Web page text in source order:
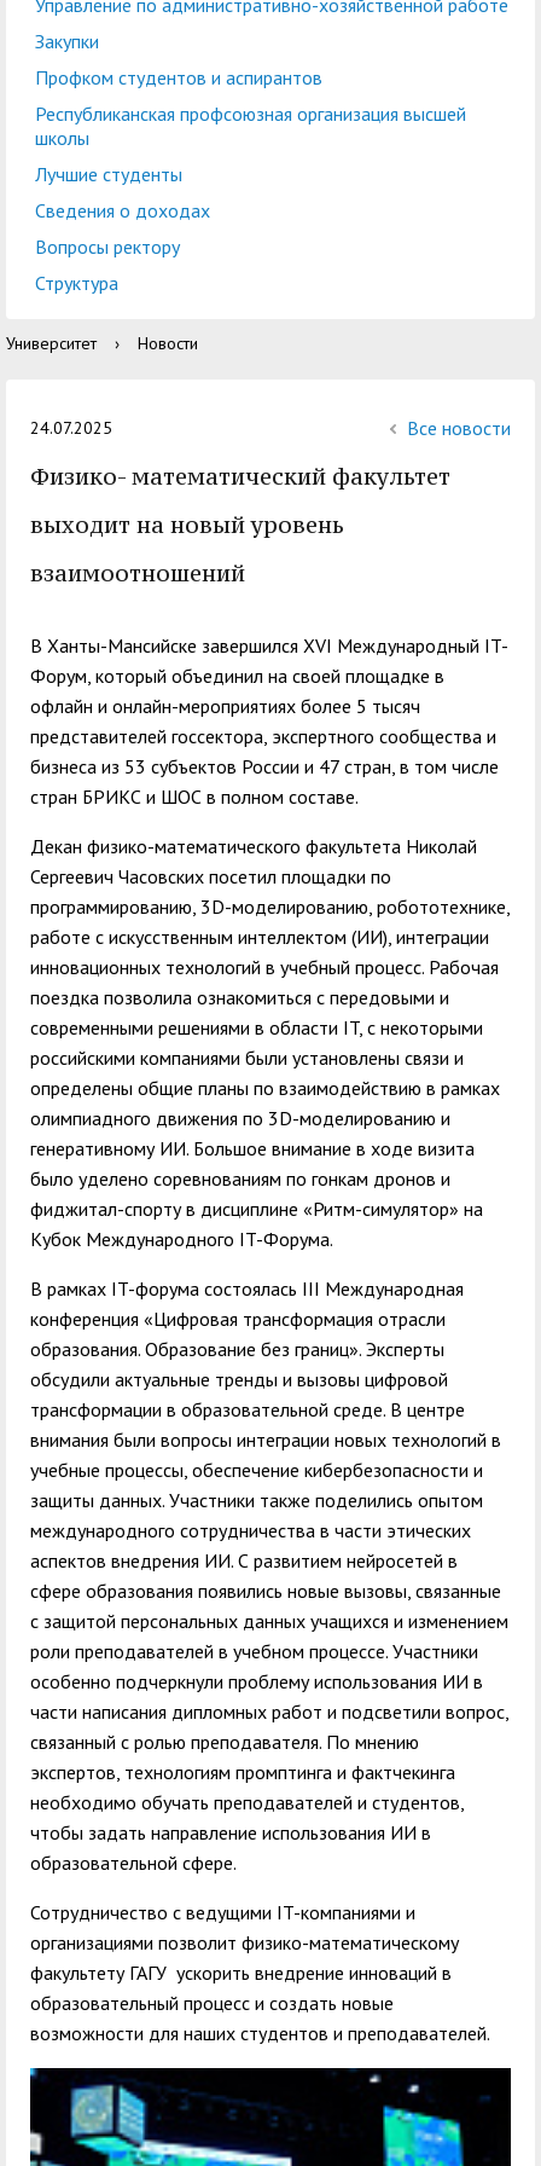
Международная
деятельность
Управление по
административно-
Закупки
Республиканская
организация высшей
Центр тестирования
иностранных граждан
по русскому языку
Центр развития
компетенций
Центр русского языка
обучающихся ГАГУ
Образовательный
Информация о
Управление по административно-хозяйственной работе
Закупки
Профком студентов и аспирантов
Республиканская профсоюзная организация высшей
школы
Лучшие студенты
Сведения о доходах
Вопросы ректору
Структура
Университет › Новости
24.07.2025 Все новости
Физико- математический факультет
выходит на новый уровень
взаимоотношений
В Ханты-Мансийске завершился XVI Международный IT-
Форум, который объединил на своей площадке в
офлайн и онлайн-мероприятиях более 5 тысяч
представителей госсектора, экспертного сообщества и
бизнеса из 53 субъектов России и 47 стран, в том числе
стран БРИКС и ШОС в полном составе.
Декан физико-математического факультета Николай
Сергеевич Часовских посетил площадки по
программированию, 3D-моделированию, робототехнике,
работе с искусственным интеллектом (ИИ), интеграции
инновационных технологий в учебный процесс. Рабочая
поездка позволила ознакомиться с передовыми и
современными решениями в области IT, с некоторыми
российскими компаниями были установлены связи и
определены общие планы по взаимодействию в рамках
олимпиадного движения по 3D-моделированию и
генеративному ИИ. Большое внимание в ходе визита
было уделено соревнованиям по гонкам дронов и
фиджитал-спорту в дисциплине «Ритм-симулятор» на
Кубок Международного IT-Форума.
В рамках IT-форума состоялась III Международная
конференция «Цифровая трансформация отрасли
образования. Образование без границ». Эксперты
обсудили актуальные тренды и вызовы цифровой
трансформации в образовательной среде. В центре
внимания были вопросы интеграции новых технологий в
учебные процессы, обеспечение кибербезопасности и
защиты данных. Участники также поделились опытом
международного сотрудничества в части этических
аспектов внедрения ИИ. С развитием нейросетей в
сфере образования появились новые вызовы, связанные
с защитой персональных данных учащихся и изменением
роли преподавателей в учебном процессе. Участники
особенно подчеркнули проблему использования ИИ в
части написания дипломных работ и подсветили вопрос,
связанный с ролью преподавателя. По мнению
экспертов, технологиям промптинга и фактчекинга
необходимо обучать преподавателей и студентов,
чтобы задать направление использования ИИ в
образовательной сфере.
Сотрудничество с ведущими IT-компаниями и
организациями позволит физико-математическому
факультету ГАГУ ускорить внедрение инноваций в
образовательный процесс и создать новые
возможности для наших студентов и преподавателей.